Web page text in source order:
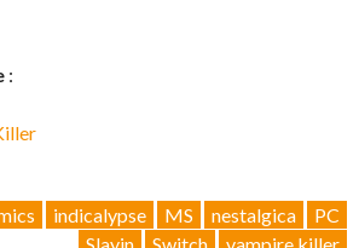
:
indicalypse MS nestalgica
PC